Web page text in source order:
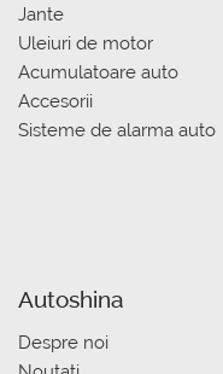
Jante
Uleiuri de motor
Acumulatoare auto
Accesorii
Sisteme de alarma auto
Autoshina
Despre noi